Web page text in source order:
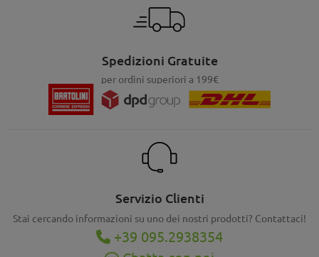
Spedizioni Gratuite
per ordini superiori a 199€
Servizio Clienti
Stai cercando informazioni su uno dei nostri prodotti? Contattaci!
+39 095.2938354